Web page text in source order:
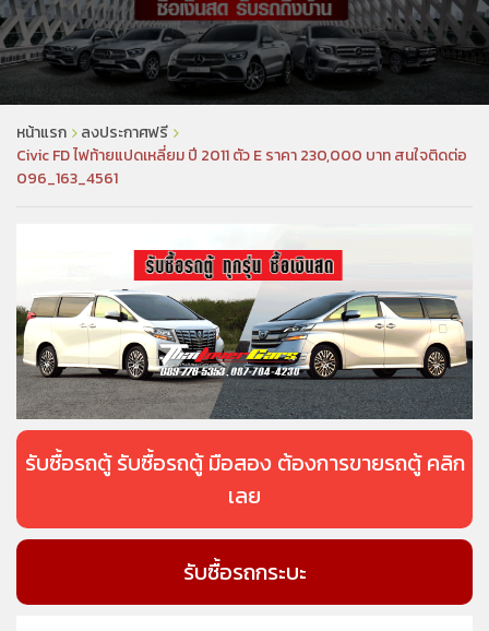
หน้าแรก
ลงประกาศฟรี
Civic FD ไฟท้ายแปดเหลี่ยม ปี 2011 ตัว E ราคา 230,000 บาท สนใจติดต่อ
096_163_4561
รับซื้อรถตู้ รับซื้อรถตู้ มือสอง ต้องการขายรถตู้ คลิก
เลย
รับซื้อรถกระบะ